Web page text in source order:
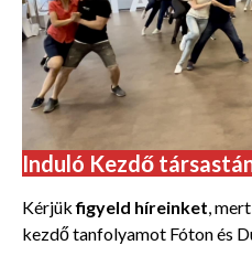
Induló Kezdő
Kérjükfigyeld híreinket,
kezdő tanfolyamot Fóton és